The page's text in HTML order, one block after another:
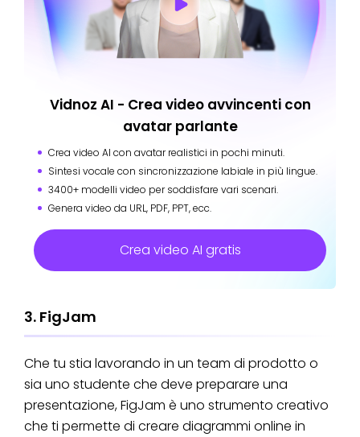
Vidnoz AI - Crea video avvincenti con
avatar parlante
Crea video AI con avatar realistici in pochi minuti.
Sintesi vocale con sincronizzazione labiale in più lingue.
3400+ modelli video per soddisfare vari scenari.
Genera video da URL, PDF, PPT, ecc.
Crea video AI gratis
3. FigJam
Che tu stia lavorando in un team di prodotto o
sia uno studente che deve preparare una
presentazione, FigJam è uno strumento creativo
che ti permette di creare diagrammi online in